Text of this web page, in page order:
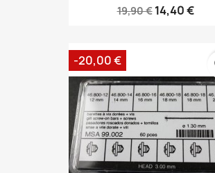
19,90 € 14,40 €
-20,00 €